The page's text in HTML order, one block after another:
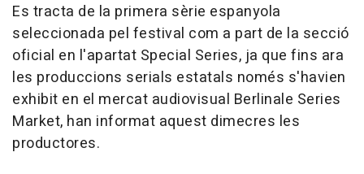
Es tracta de la primera sèrie espanyola
seleccionada pel festival com a part de la secció
oficial en l'apartat Special Series, ja que fins ara
les produccions serials estatals només s'havien
exhibit en el mercat audiovisual Berlinale Series
Market, han informat aquest dimecres les
productores.